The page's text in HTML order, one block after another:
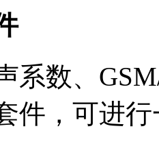
系数、
件，可进